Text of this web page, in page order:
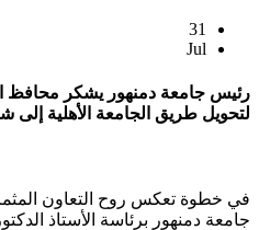
31
Jul
رئيس جامعة دمنهور يشكر محافظ
لتحويل طريق الجامعة الأهلية إلى
في خطوة تعكس روح التعاون
جامعة دمنهور برئاسة الأستاذ